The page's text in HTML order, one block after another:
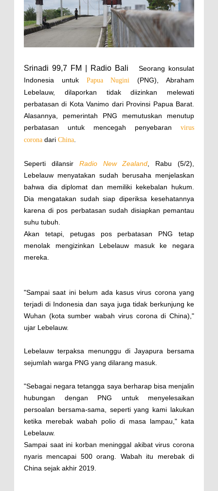
Srinadi 99,7 FM | Radio Bali Seorang konsulat
Indonesia untuk Papua Nugini
(PNG), Abraham
Lebelauw, dilaporkan tidak diizinkan melewati
perbatasan di Kota Vanimo dari Provinsi Papua Barat.
Alasannya, pemerintah PNG memutuskan menutup
perbatasan untuk mencegah penyebaran virus
corona dari China
Seperti dilansir Radio New Zealand , Rabu (5/2),
Lebelauw menyatakan sudah berusaha menjelaskan
bahwa dia diplomat dan memiliki kekebalan hukum.
Dia mengatakan sudah siap diperiksa kesehatannya
karena di pos perbatasan sudah disiapkan pemantau
suhu tubuh.
Akan tetapi, petugas pos perbatasan PNG tetap
menolak mengizinkan Lebelauw masuk ke negara
mereka.
"Sampai saat ini belum ada kasus virus corona yang
terjadi di Indonesia dan saya juga tidak berkunjung ke
Wuhan (kota sumber wabah virus corona di China),"
ujar Lebelauw.
Lebelauw terpaksa menunggu di Jayapura bersama
sejumlah warga PNG yang dilarang masuk.
"Sebagai negara tetangga saya berharap bisa menjalin
hubungan dengan PNG untuk menyelesaikan
persoalan bersama-sama, seperti yang kami lakukan
ketika merebak wabah polio di masa lampau," kata
Lebelauw.
Sampai saat ini korban meninggal akibat virus corona
nyaris mencapai 500 orang. Wabah itu merebak di
China sejak akhir 2019.